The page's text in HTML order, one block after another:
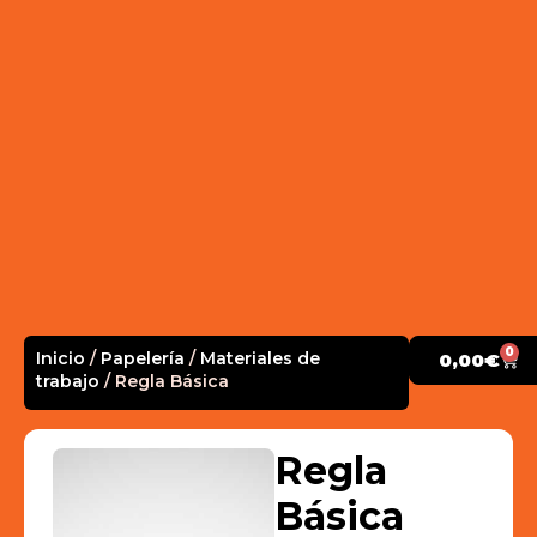
Inicio / Papelería / Materiales de
trabajo / Regla Básica
0,00€ 0
Regla
Básica